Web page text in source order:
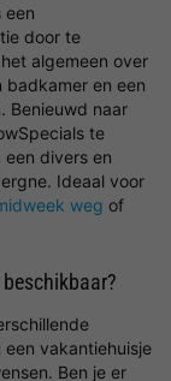
een
door te
algemeen over
badkamer en een
Benieuwd naar
te
divers en
Ideaal voor
weg of
vakantiehuisje
Ben je er